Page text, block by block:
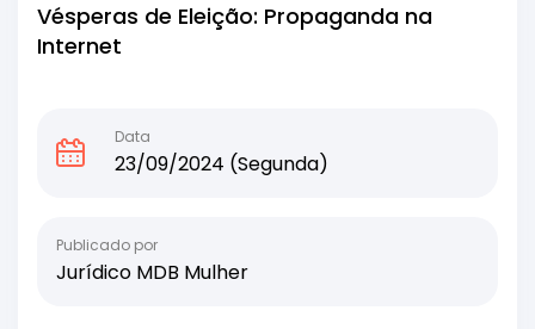
Vésperas de Eleição: Propaganda na
Internet
Data
23/09/2024 (Segunda)
Publicado por
Jurídico MDB Mulher